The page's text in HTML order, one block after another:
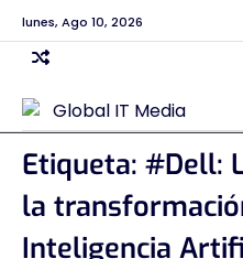
Skip
to
content
lunes, Ago 10, 2026
Etiqueta: #Dell:
la
Inteligencia